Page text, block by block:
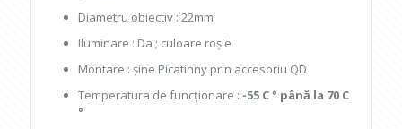
Diametru obiectiv : 22mm
Iluminare : Da ; culoare roșie
Montare : șine Picatinny prin accesoriu QD
Temperatura de funcționare : -55 C ° până la 70 C
°